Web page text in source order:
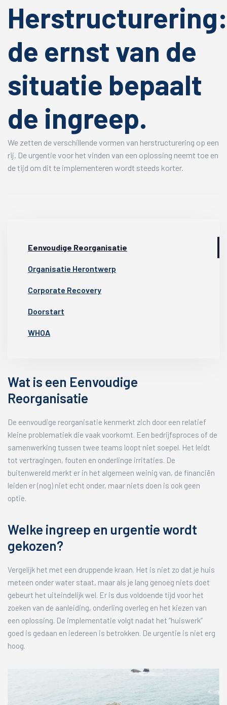
de ernst van de
situatie bepaalt
de ingreep.
We zetten de verschillende vormen van herstructurering op een
rij. De urgentie voor het vinden van een oplossing neemt toe en
de tijd om dit te implementeren wordt steeds korter.
Eenvoudige Reorganisatie
Organisatie Herontwerp
Corporate Recovery
Doorstart
WHOA
Wat is een Eenvoudige
Reorganisatie
De eenvoudige reorganisatie kenmerkt zich door een relatief
kleine problematiek die vaak voorkomt. Een bedrijfsproces of de
samenwerking tussen twee teams loopt niet soepel. Het leidt
tot vertragingen, fouten en onderlinge irritaties. De
buitenwereld merkt er in het algemeen weinig van, de financiën
leiden er (nog) niet echt onder, maar niets doen is ook geen
optie.
Welke ingreep en urgentie wordt
gekozen?
Vergelijk het met een druppende kraan. Het is niet zo dat je huis
meteen onder water staat, maar als je lang genoeg niets doet
gebeurt het uiteindelijk wel. Er is dus voldoende tijd voor het
zoeken van de aanleiding, onderling overleg en het kiezen van
een oplossing. De implementatie volgt nadat het “huiswerk”
goed is gedaan en iedereen is betrokken. De urgentie is niet erg
hoog.